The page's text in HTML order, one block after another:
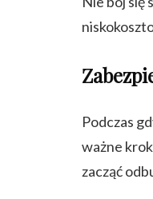
Podczas
ważne
zacząć